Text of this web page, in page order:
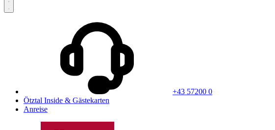
+43 57200 0
Ötztal Inside & Gästekarten
Anreise